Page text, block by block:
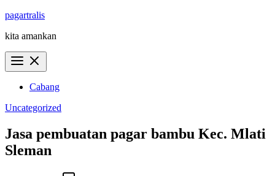
Skip
content
pagartralis
kita amankan
Cabang
Uncategorized
Jasa pembuatan pagar bambu Kec. Mlati
Sleman